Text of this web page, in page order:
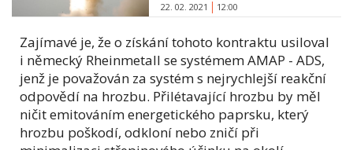
22. 02. 2021 12:00
Zajímavé je, že o získání tohoto kontraktu usiloval
i německý Rheinmetall se systémem AMAP - ADS,
jenž je považován za systém s nejrychlejší reakční
odpovědí na hrozbu. Přilétavající hrozbu by měl
ničit emitováním energetického paprsku, který
hrozbu poškodí, odkloní nebo zničí při